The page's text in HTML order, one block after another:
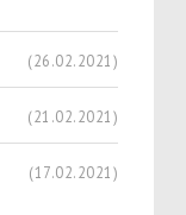
(26.02.2021)
(21.02.2021)
(17.02.2021)